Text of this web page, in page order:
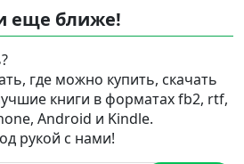
еще ближе!
где можно купить, скачать
книги в форматах fb2, rtf,
Android и Kindle.
рукой с нами!